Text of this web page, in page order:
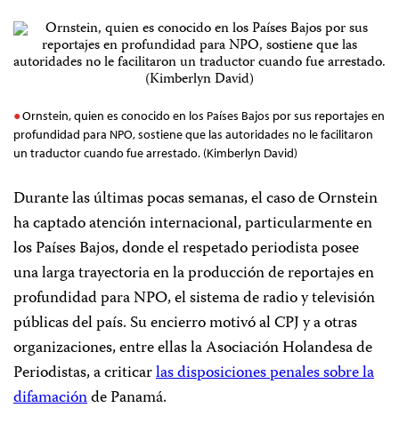
Ornstein, quien es conocido en los Países Bajos por sus reportajes en
profundidad para NPO, sostiene que las autoridades no le facilitaron
un traductor cuando fue arrestado. (Kimberlyn David)
Durante las últimas pocas semanas, el caso de Ornstein
ha captado atención internacional, particularmente en
los Países Bajos, donde el respetado periodista posee
una larga trayectoria en la producción de reportajes en
profundidad para NPO, el sistema de radio y televisión
públicas del país. Su encierro motivó al CPJ y a otras
organizaciones, entre ellas la Asociación Holandesa de
Periodistas, a criticarlas disposiciones penales sobre la
difamaciónde Panamá.